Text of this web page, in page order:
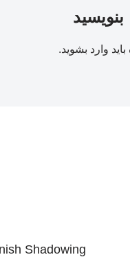
بنویسید
وارد بشوید.
Shadowing